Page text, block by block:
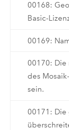
00168:
Basic-
00169:
00170: Die
des
sein.
00171: Die